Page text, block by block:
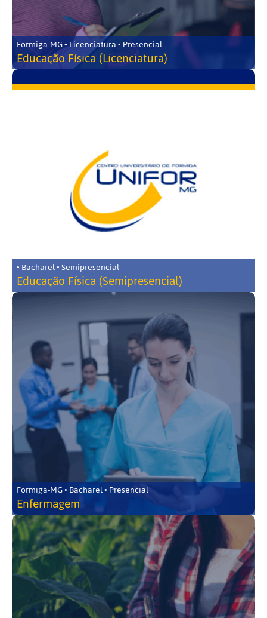
Formiga-MG • Licenciatura • Presencial
Educação Física (Licenciatura)
• Bacharel • Semipresencial
Educação Física (Semipresencial)
Formiga-MG • Bacharel • Presencial
Enfermagem